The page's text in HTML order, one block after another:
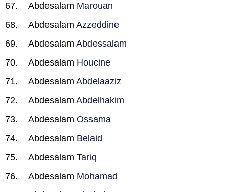
Abdesalam Marouan
Abdesalam Azzeddine
Abdesalam Abdessalam
Abdesalam Houcine
Abdesalam Abdelaaziz
Abdesalam Abdelhakim
Abdesalam Ossama
Abdesalam Belaid
Abdesalam Tariq
Abdesalam Mohamad